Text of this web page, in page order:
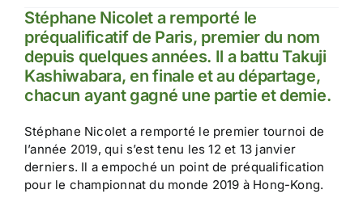
Stéphane Nicolet a remporté le
préqualificatif de Paris, premier du nom
depuis quelques années. Il a battu Takuji
Kashiwabara, en finale et au départage,
chacun ayant gagné une partie et demie.
Stéphane Nicolet a remporté le premier tournoi de
l’année 2019, qui s’est tenu les 12 et 13 janvier
derniers. Il a empoché un point de préqualification
pour le championnat du monde 2019 à Hong-Kong.